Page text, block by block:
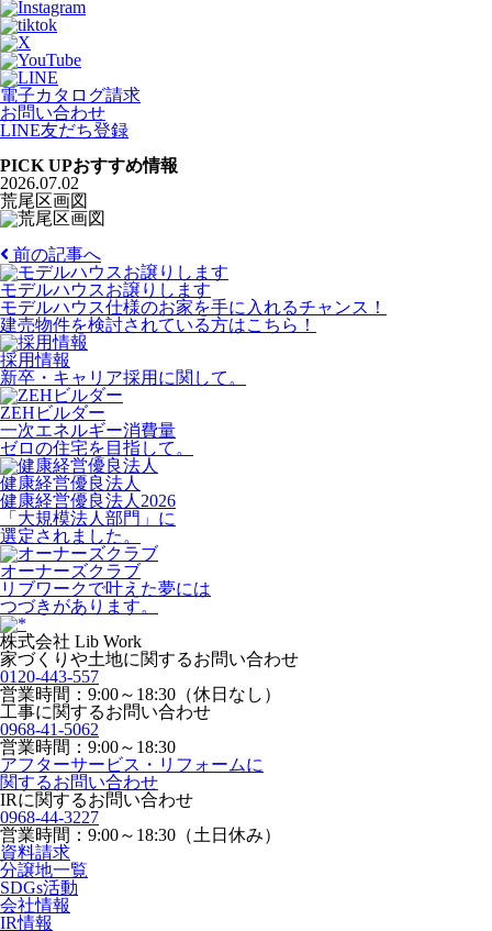
電子カタログ請求
お問い合わせ
LINE友だち登録
PICK UPおすすめ情報
2026.07.02
荒尾区画図
前の記事へ
モデルハウスお譲りします
モデルハウス仕様のお家を手に入れるチャンス！
建売物件を検討されている方はこちら！
採用情報
新卒・キャリア採用に関して。
ZEHビルダー
一次エネルギー消費量
ゼロの住宅を目指して。
健康経営優良法人
健康経営優良法人2026
「大規模法人部門」に
選定されました。
オーナーズクラブ
リブワークで叶えた夢には
つづきがあります。
株式会社 Lib Work
家づくりや土地に関するお問い合わせ
0120-443-557
営業時間：9:00～18:30（休日なし）
工事に関するお問い合わせ
0968-41-5062
営業時間：9:00～18:30
アフターサービス・リフォームに
関するお問い合わせ
IRに関するお問い合わせ
0968-44-3227
営業時間：9:00～18:30（土日休み）
資料請求
分譲地一覧
SDGs活動
会社情報
IR情報